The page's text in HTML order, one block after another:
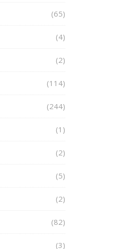
(65)
(4)
(2)
(114)
(244)
(1)
(2)
(5)
(2)
(82)
(3)